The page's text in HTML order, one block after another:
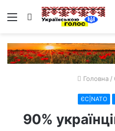
Меню Пошук
Головна /
ЄС|NATO
90%